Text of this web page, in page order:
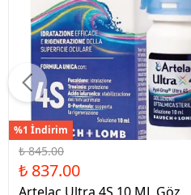
%1 İndirim
₺ 845.00
₺ 837.00